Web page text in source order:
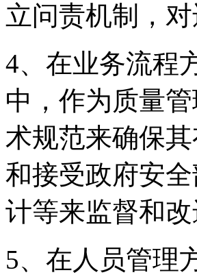
立问责机制
4、在业务流
中，作为质量
术规范来确保
和接受政府安全
计等来监督和
5、在人员管